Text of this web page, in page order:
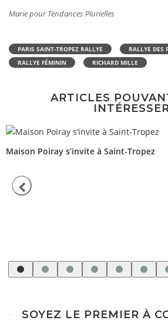
Marie pour Tendances Plurielles
PARIS SAINT-TROPEZ RALLYE
RALLYE DES
RALLYE FÉMININ
RICHARD MILLE
ARTICLES
Maison Poiray s’invite à Saint-Tropez
SOYEZ LE PREMIER À